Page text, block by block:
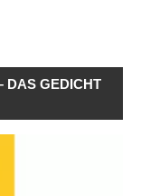
DAS GEDICHT